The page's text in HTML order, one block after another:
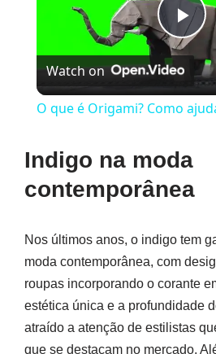
Watch on
O que é Origami? Como
Indigo na moda
contemporânea
Nos últimos anos, o indigo tem
moda contemporânea, com
roupas incorporando o corante
estética única e a profundidade
atraído a atenção de estilistas
que se destacam no mercado.